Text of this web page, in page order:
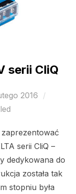
serii CliQ
2016
zaprezentować
serii CliQ –
dedykowana do
została tak
stopniu była